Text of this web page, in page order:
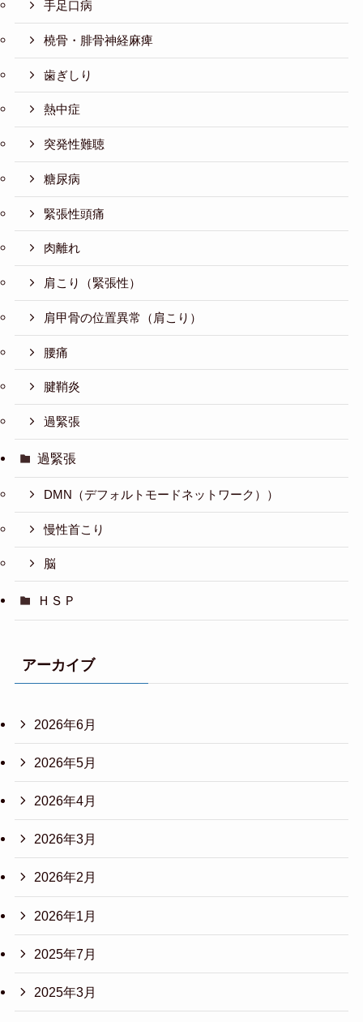
手足口病
橈骨・腓骨神経麻痺
歯ぎしり
熱中症
突発性難聴
糖尿病
緊張性頭痛
肉離れ
肩こり（緊張性）
肩甲骨の位置異常（肩こり）
腰痛
腱鞘炎
過緊張
過緊張
DMN（デフォルトモードネットワーク））
慢性首こり
脳
ＨＳＰ
アーカイブ
2026年6月
2026年5月
2026年4月
2026年3月
2026年2月
2026年1月
2025年7月
2025年3月